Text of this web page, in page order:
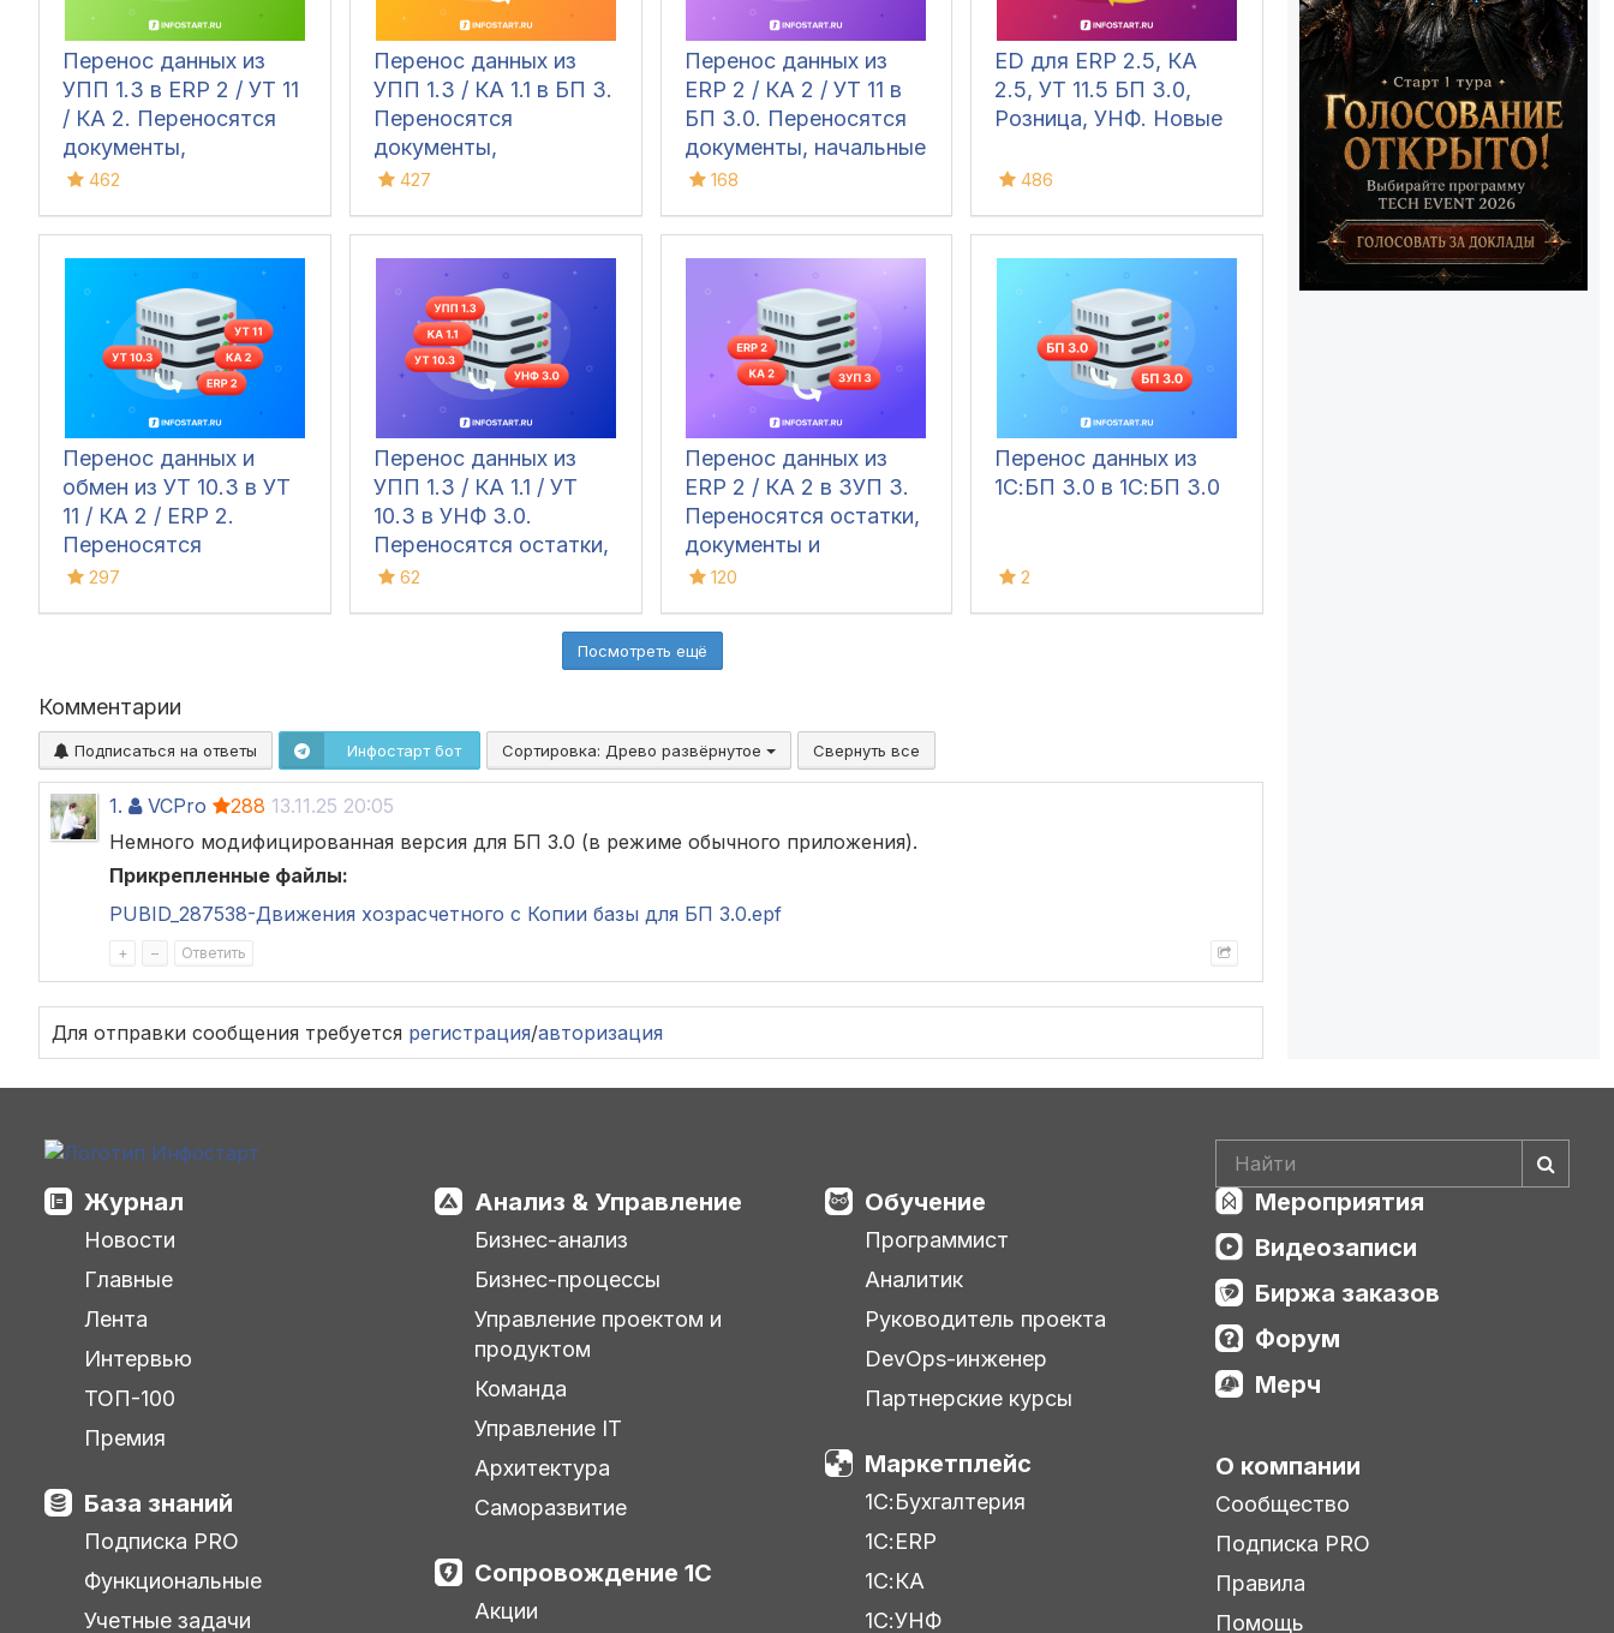
Перенос данных из
УПП 1.3 в ERP 2 / УТ 11
/ КА 2. Переносятся
документы,
справочная
462
Перенос данных из
УПП 1.3 / КА 1.1 в БП 3.
Переносятся
документы,
справочники и
427
Перенос данных из
ERP 2 / КА 2 / УТ 11 в
БП 3.0. Переносятся
документы, начальные
остатки и справочники
168
ED для ERP 2.5, КА
2.5, УТ 11.5 БП 3.0,
Розница, УНФ. Новые
486
Перенос данных и
обмен из УТ 10.3 в УТ
11 / КА 2 / ERP 2.
Переносятся
документы,
297
Перенос данных из
УПП 1.3 / КА 1.1 / УТ
10.3 в УНФ 3.0.
Переносятся остатки,
документы и
62
Перенос данных из
ERP 2 / КА 2 в ЗУП 3.
Переносятся остатки,
документы и
справочники
120
Перенос данных из
1С:БП 3.0 в 1С:БП 3.0
2
Посмотреть ещё
Комментарии
Подписаться на ответы Инфостарт бот Сортировка: Древо развёрнутое Свернуть все
1. VCPro 288 13.11.25 20:05
Немного модифицированная версия для БП 3.0 (в режиме обычного приложения).
Прикрепленные файлы:
PUBID_287538-Движения хозрасчетного с Копии базы для БП 3.0.epf
+ – Ответить
Для отправки сообщения требуется регистрация/авторизация
Журнал
Новости
Главные
Лента
Интервью
ТОП-100
Премия
База знаний
Подписка PRO
Функциональные
Учетные задачи
Анализ & Управление
Бизнес-анализ
Бизнес-процессы
Управление проектом и
продуктом
Команда
Управление IT
Архитектура
Саморазвитие
Сопровождение 1С
Акции
Обучение
Программист
Аналитик
Руководитель проекта
DevOps-инженер
Партнерские курсы
Маркетплейс
1С:Бухгалтерия
1С:ERP
1С:КА
1С:УНФ
Мероприятия
Видеозаписи
Биржа заказов
Форум
Мерч
О компании
Сообщество
Подписка PRO
Правила
Помощь